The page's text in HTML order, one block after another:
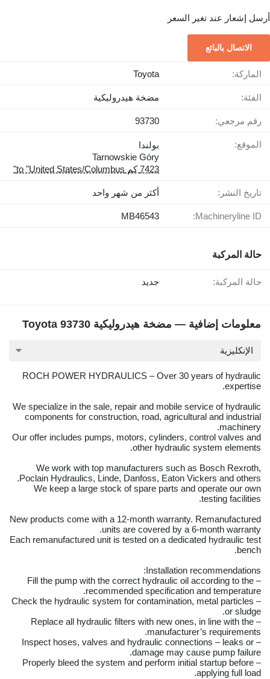
أرسل إشعار عند تغير السعر
الاتصال بالبائع
الماركة: Toyota
الفئة: مضخة هيدروليكية
رقم مرجعي: 93730
الموقع:
بولندا
Tarnowskie Góry
7423 كم to "United States/Columbus"
تاريخ النشر: أكثر من شهر واحد
Machineryline ID:
MB46543
حالة المركبة
حالة المركبة: جديد
معلومات إضافية — مضخة هيدروليكية Toyota 93730
الإنكليزية
ROCH POWER HYDRAULICS – Over 30 years of hydraulic
expertise.
We specialize in the sale, repair and mobile service of hydraulic
components for construction, road, agricultural and industrial
machinery.
Our offer includes pumps, motors, cylinders, control valves and
other hydraulic system elements.
We work with top manufacturers such as Bosch Rexroth,
Poclain Hydraulics, Linde, Danfoss, Eaton Vickers and others.
We keep a large stock of spare parts and operate our own
testing facilities.
New products come with a 12-month warranty. Remanufactured
units are covered by a 6-month warranty.
Each remanufactured unit is tested on a dedicated hydraulic test
bench.
Installation recommendations:
– Fill the pump with the correct hydraulic oil according to the
recommended specification and temperature.
– Check the hydraulic system for contamination, metal particles
or sludge.
– Replace all hydraulic filters with new ones, in line with the
manufacturer’s requirements.
– Inspect hoses, valves and hydraulic connections – leaks or
damage may cause pump failure.
– Properly bleed the system and perform initial startup before
applying full load.